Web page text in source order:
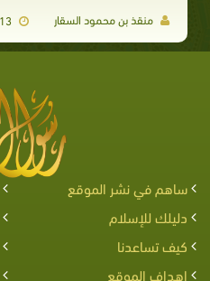
منقذ بن محمود السقار 2008-08-13
ساهم في نشر الموقع
دليلك للإسلام
كيف تساعدنا
اهداف الموقع